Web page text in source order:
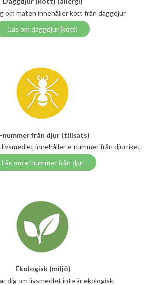
om maten innehåller kött från däggdjur
Läs om däggdjur (kött)
nummer från djur (tillsats)
livsmedlet innehåller e-nummer från djurriket
Läs om e-nummer från djur
Ekologisk (miljö)
dig om livsmedlet inte är ekologisk